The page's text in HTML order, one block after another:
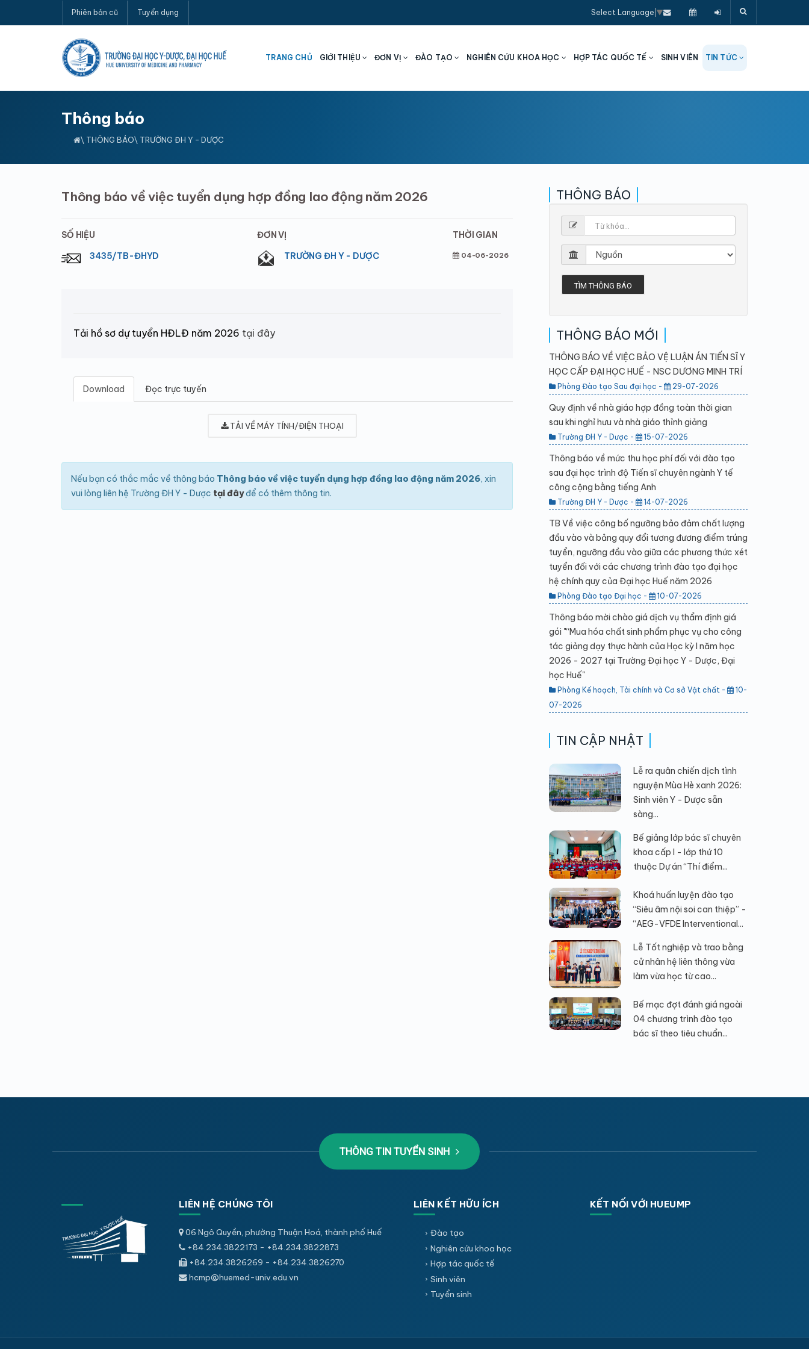
Phiên bản cũ Tuyển dụng Select Language ▼
TRANG CHỦ GIỚI THIỆU ĐƠN VỊ ĐÀO TẠO NGHIÊN CỨU KHOA HỌC HỢP TÁC QUỐC TẾ SINH VIÊN TIN TỨC
Thông báo
\ THÔNG BÁO\ TRƯỜNG ĐH Y - DƯỢC
Thông báo về việc tuyển dụng hợp đồng lao động năm 2026
SỐ HIỆU
3435/TB-ĐHYD
ĐƠN VỊ
TRƯỜNG ĐH Y - DƯỢC
THỜI GIAN
04-06-2026
Tải hồ sơ dự tuyển HĐLĐ năm 2026 tại đây
Download Đọc trực tuyến
TẢI VỀ MÁY TÍNH/ĐIỆN THOẠI
Nếu bạn có thắc mắc về thông báo Thông báo về việc tuyển dụng hợp đồng lao động năm 2026, xin
vui lòng liên hệ Trường ĐH Y - Dược tại đâyđể có thêm thông tin.
THÔNG BÁO
TÌM THÔNG BÁO
THÔNG BÁO MỚI
THÔNG BÁO VỀ VIỆC BẢO VỆ LUẬN ÁN TIẾN SĨ Y
HỌC CẤP ĐẠI HỌC HUẾ - NSC DƯƠNG MINH TRÍ
Phòng Đào tạo Sau đại học - 29-07-2026
Quy định về nhà giáo hợp đồng toàn thời gian
sau khi nghỉ hưu và nhà giáo thỉnh giảng
Trường ĐH Y - Dược - 15-07-2026
Thông báo về mức thu học phí đối với đào tạo
sau đại học trình độ Tiến sĩ chuyên ngành Y tế
công cộng bằng tiếng Anh
Trường ĐH Y - Dược - 14-07-2026
TB Về việc công bố ngưỡng bảo đảm chất lượng
đầu vào và bảng quy đổi tương đương điểm trúng
tuyển, ngưỡng đầu vào giữa các phương thức xét
tuyển đối với các chương trình đào tạo đại học
hệ chính quy của Đại học Huế năm 2026
Phòng Đào tạo Đại học - 10-07-2026
Thông báo mời chào giá dịch vụ thẩm định giá
gói "“Mua hóa chất sinh phẩm phục vụ cho công
tác giảng dạy thực hành của Học kỳ I năm học
2026 - 2027 tại Trường Đại học Y - Dược, Đại
học Huế"
Phòng Kế hoạch, Tài chính và Cơ sở Vật chất -
10-
07-2026
TIN CẬP NHẬT
Lễ ra quân chiến dịch tình
nguyện Mùa Hè xanh 2026:
Sinh viên Y - Dược sẵn
sàng...
Bế giảng lớp bác sĩ chuyên
khoa cấp I - lớp thứ 10
thuộc Dự án “Thí điểm...
Khoá huấn luyện đào tạo
“Siêu âm nội soi can thiệp” -
“AEG-VFDE Interventional...
Lễ Tốt nghiệp và trao bằng
cử nhân hệ liên thông vừa
làm vừa học từ cao...
Bế mạc đợt đánh giá ngoài
04 chương trình đào tạo
bác sĩ theo tiêu chuẩn...
THÔNG TIN TUYỂN SINH
LIÊN HỆ CHÚNG TÔI
06 Ngô Quyền, phường Thuận Hoá, thành phố Huế
+84.234.3822173 - +84.234.3822873
+84.234.3826269 - +84.234.3826270
hcmp@huemed-univ.edu.vn
LIÊN KẾT HỮU ÍCH
Đào tạo
Nghiên cứu khoa học
Hợp tác quốc tế
Sinh viên
Tuyển sinh
KẾT NỐI VỚI HUEUMP